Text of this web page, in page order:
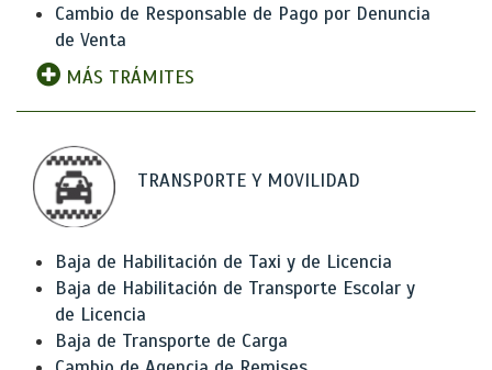
Cambio de Responsable de Pago por Denuncia
de Venta
MÁS TRÁMITES
TRANSPORTE Y MOVILIDAD
Baja de Habilitación de Taxi y de Licencia
Baja de Habilitación de Transporte Escolar y
de Licencia
Baja de Transporte de Carga